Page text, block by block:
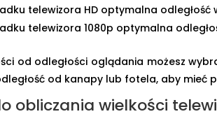
telewizora HD optymalna odległość
telewizora 1080p optymalna
od odległości oglądania możesz
od kanapy lub fotela, aby mieć
obliczania wielkości